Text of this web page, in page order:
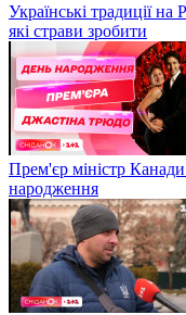
Українські традиції на
які страви зробити
Прем'єр міністр
народження